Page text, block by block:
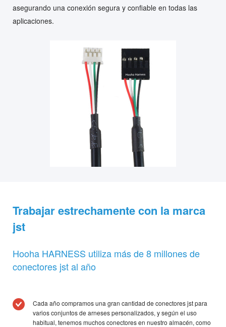
asegurando una conexión segura y confiable en todas las
aplicaciones.
Trabajar estrechamente con la marca
jst
Hooha HARNESS utiliza más de 8 millones de
conectores jst al año
Cada año compramos una gran cantidad de conectores jst para
varios conjuntos de arneses personalizados, y según el uso
habitual, tenemos muchos conectores en nuestro almacén, como